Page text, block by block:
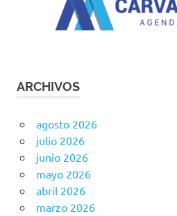
ARCHIVOS
agosto 2026
julio 2026
junio 2026
mayo 2026
abril 2026
marzo 2026